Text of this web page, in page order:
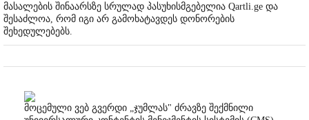
მასალების შინაარსზე სრულად პასუხისმგებელია Qartli.ge და
შესაძლოა, რომ იგი არ გამოხატავდეს დონორების
შეხედულებებს.
მოცემული ვებ გვერდი „ჯუმლას" ძრავზე შექმნილი